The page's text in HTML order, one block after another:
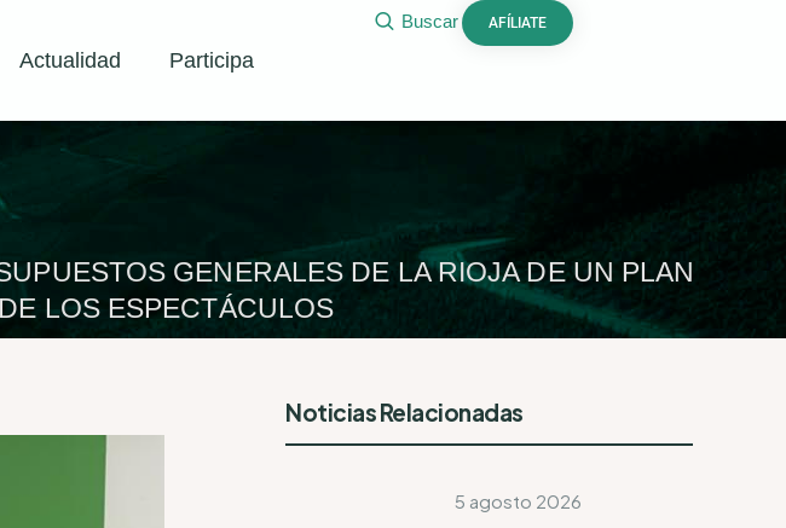
Actualidad Participa
Buscar AFÍLIATE
GENERALES DE LA RIOJA DE UN PLAN
LOS ESPECTÁCULOS
Noticias Relacionadas
5 agosto 2026